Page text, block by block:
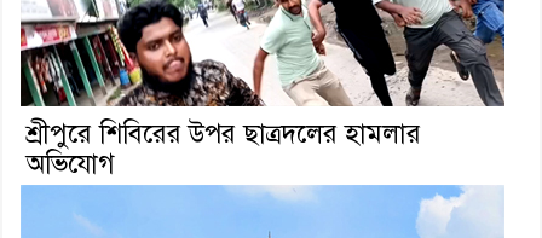
শ্রীপুরে শিবিরের উপর ছাত্রদলের হামলার
অভিযোগ